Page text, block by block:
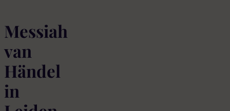
Messiah
van
Händel
in